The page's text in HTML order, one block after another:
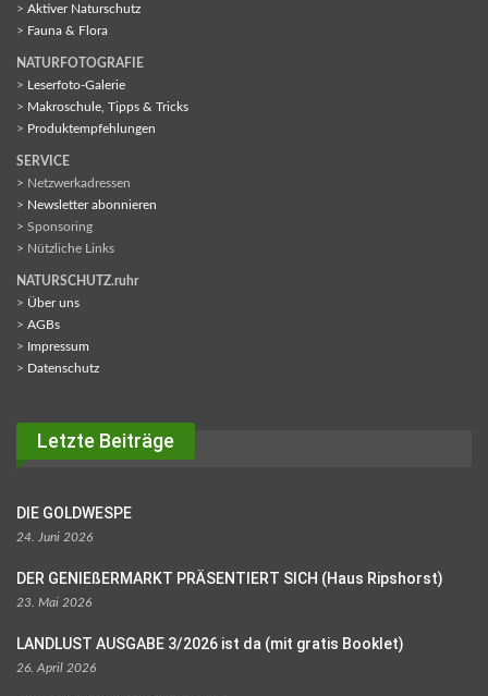
> Aktiver Naturschutz
> Fauna & Flora
NATURFOTOGRAFIE
> Leserfoto-Galerie
> Makroschule, Tipps & Tricks
> Produktempfehlungen
SERVICE
> Netzwerkadressen
> Newsletter abonnieren
> Sponsoring
> Nützliche Links
NATURSCHUTZ.ruhr
> Über uns
> AGBs
> Impressum
> Datenschutz
Letzte Beiträge
DIE GOLDWESPE
24. Juni 2026
DER GENIEßERMARKT PRÄSENTIERT SICH (Haus Ripshorst)
23. Mai 2026
LANDLUST AUSGABE 3/2026 ist da (mit gratis Booklet)
26. April 2026